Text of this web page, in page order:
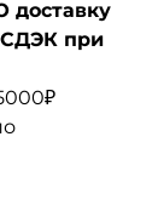
СДЭК при